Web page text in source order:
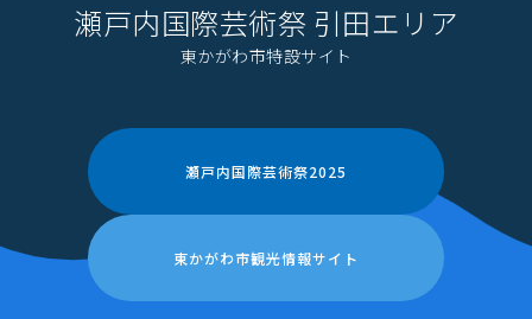
瀬戸内国際芸術祭 引田エリア
東かがわ市特設サイト
瀬戸内国際芸術祭2025
東かがわ市観光情報サイト